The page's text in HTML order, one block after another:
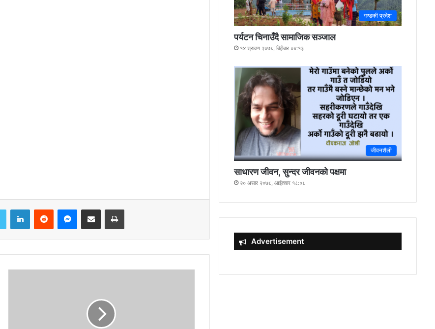
LinkedIn
गण्डकी प्रदेश
पर्यटन चिनाउँदै सामाजिक सञ्जाल
१४ श्रावण २०७८, बिहीबार ०४:१३
जीवनशैली
साधारण जीवन, सुन्दर जीवनको पक्षमा
२० असार २०७८, आईतवार १८:०८
Advertisement